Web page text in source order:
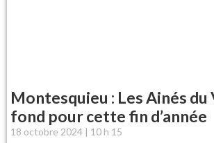
Montesquieu : Les Ainés
fond pour cette fin d’année
18 octobre 2024 10 h 15